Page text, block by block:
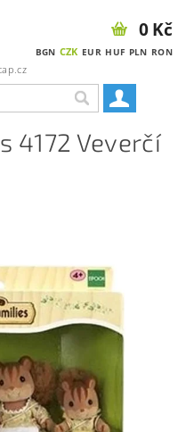
BGN CZK EUR HUF PLN RON
0 Kč
4172 Veverčí